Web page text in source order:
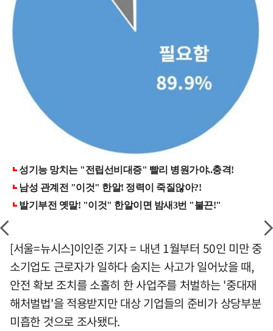
[서울=뉴시스]이인준 기자 = 내년 1월부터 50인 미만 중
소기업도 근로자가 일하다 숨지는 사고가 일어났을 때,
안전 확보 조치를 소홀히 한 사업주를 처벌하는 '중대재
해처벌법'을 적용받지만 대상 기업들의 준비가 상당부분
미흡한 것으로 조사됐다.